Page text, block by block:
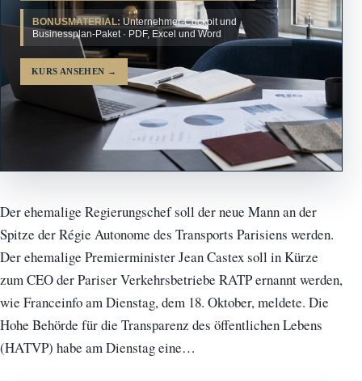
BONUSMATERIAL: Unternehmer-Cockpit und
Businessplan-Paket · PDF, Excel und Word
KURS ANSEHEN →
Der ehemalige Regierungschef soll der neue Mann an der
Spitze der Régie Autonome des Transports Parisiens werden.
Der ehemalige Premierminister Jean Castex soll in Kürze
zum CEO der Pariser Verkehrsbetriebe RATP ernannt werden,
wie Franceinfo am Dienstag, dem 18. Oktober, meldete. Die
Hohe Behörde für die Transparenz des öffentlichen Lebens
(HATVP) habe am Dienstag eine…